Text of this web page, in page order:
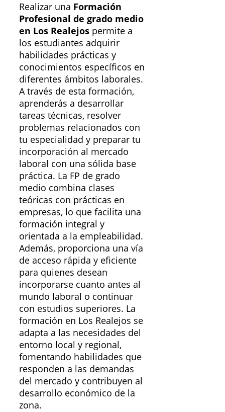
Realizar una Formación
Profesional de grado medio
en Los Realejos permite a
los estudiantes adquirir
habilidades prácticas y
conocimientos específicos en
diferentes ámbitos laborales.
A través de esta formación,
aprenderás a desarrollar
tareas técnicas, resolver
problemas relacionados con
tu especialidad y preparar tu
incorporación al mercado
laboral con una sólida base
práctica. La FP de grado
medio combina clases
teóricas con prácticas en
empresas, lo que facilita una
formación integral y
orientada a la empleabilidad.
Además, proporciona una vía
de acceso rápida y eficiente
para quienes desean
incorporarse cuanto antes al
mundo laboral o continuar
con estudios superiores. La
formación en Los Realejos se
adapta a las necesidades del
entorno local y regional,
fomentando habilidades que
responden a las demandas
del mercado y contribuyen al
desarrollo económico de la
zona.